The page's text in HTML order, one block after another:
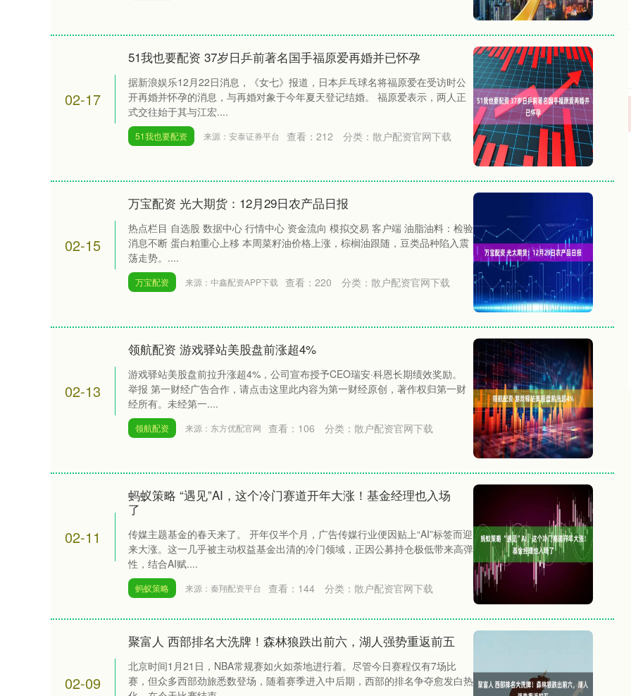
02-17
51我也要配资 37岁日乒前著名国手福原爱再婚并已怀孕
据新浪娱乐12月22日消息，《女七》报道，日本乒乓球名将福原爱在受访时公
开再婚并怀孕的消息，与再婚对象于今年夏天登记结婚。 福原爱表示，两人正
式交往始于其与江宏....
51我也要配资 来源：安泰证券平台 查看： 212 分类： 散户配资官网下载
02-15
万宝配资 光大期货：12月29日农产品日报
热点栏目 自选股 数据中心 行情中心 资金流向 模拟交易 客户端 油脂油料：检验
消息不断 蛋白粕重心上移 本周菜籽油价格上涨，棕榈油跟随，豆类品种陷入震
荡走势。....
万宝配资 来源：中鑫配资APP下载 查看： 220 分类： 散户配资官网下载
02-13
领航配资 游戏驿站美股盘前涨超4%
游戏驿站美股盘前拉升涨超4%，公司宣布授予CEO瑞安·科恩长期绩效奖励。
举报 第一财经广告合作，请点击这里此内容为第一财经原创，著作权归第一财
经所有。未经第一....
领航配资 来源：东方优配官网 查看： 106 分类： 散户配资官网下载
02-11
蚂蚁策略 “遇见”AI，这个冷门赛道开年大涨！基金经理也入场
了
传媒主题基金的春天来了。 开年仅半个月，广告传媒行业便因贴上“AI”标签而迎
来大涨。这一几乎被主动权益基金出清的冷门领域，正因公募持仓极低带来高弹
性，结合AI赋....
蚂蚁策略 来源：秦翔配资平台 查看： 144 分类： 散户配资官网下载
02-09
聚富人 西部排名大洗牌！森林狼跌出前六，湖人强势重返前五
北京时间1月21日，NBA常规赛如火如荼地进行着。尽管今日赛程仅有7场比
赛，但众多西部劲旅悉数登场，随着赛季进入中后期，西部的排名争夺愈发白热